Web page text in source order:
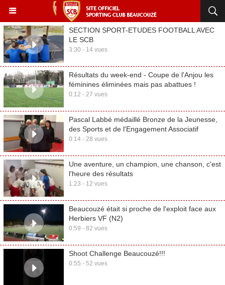
SECTION SPORT-ETUDES FOOTBALL AVEC
LE SCB
3:30 - 14 vues
Résultats du week-end - Coupe de l'Anjou les
féminines éliminées mais pas abattues !
0:12 - 27 vues
Pascal Labbé médaillé Bronze de la Jeunesse,
des Sports et de l'Engagement Associatif
0:14 - 28 vues
Une aventure, un champion, une chanson, c'est
l'heure des résultats
1:23 - 12 vues
Beaucouzé était si proche de l'exploit face aux
Herbiers VF (N2)
0:59 - 82 vues
Shoot Challenge Beaucouzé!!!
0:55 - 52 vues